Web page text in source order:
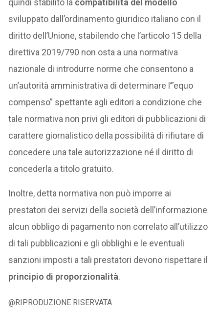
quindi stabilito la compatibilità del modello
sviluppato dall’ordinamento giuridico italiano con il
diritto dell’Unione, stabilendo che l’articolo 15 della
direttiva 2019/790 non osta a una normativa
nazionale di introdurre norme che consentono a
un’autorità amministrativa di determinare l’”equo
compenso” spettante agli editori a condizione che
tale normativa non privi gli editori di pubblicazioni di
carattere giornalistico della possibilità di rifiutare di
concedere una tale autorizzazione né il diritto di
concederla a titolo gratuito.
Inoltre, detta normativa non può imporre ai
prestatori dei servizi della società dell’informazione
alcun obbligo di pagamento non correlato all’utilizzo
di tali pubblicazioni e gli obblighi e le eventuali
sanzioni imposti a tali prestatori devono rispettare il
principio di proporzionalità.
@RIPRODUZIONE RISERVATA